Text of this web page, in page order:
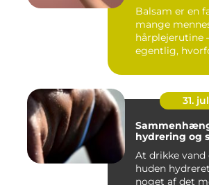
Balsam er en
mange
hårplejerutine
egentlig,
31. jul
hydrering og
At drikke vand
huden
noget af det